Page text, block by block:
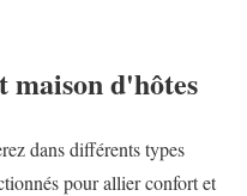
maison d'hôtes
dans différents types
pour allier confort et